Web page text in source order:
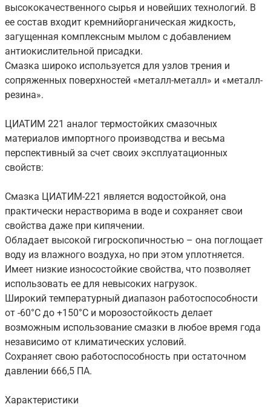
высококачественного сырья и новейших технологий. В
ее состав входит кремнийорганическая жидкость,
загущенная комплексным мылом с добавлением
антиокислительной присадки.
Смазка широко используется для узлов трения и
сопряженных поверхностей «металл-металл» и «металл-
резина».
ЦИАТИМ 221 аналог термостойких смазочных
материалов импортного производства и весьма
перспективный за счет своих эксплуатационных
свойств:
Смазка ЦИАТИМ-221 является водостойкой, она
практически нерастворима в воде и сохраняет свои
свойства даже при кипячении.
Обладает высокой гигроскопичностью – она поглощает
воду из влажного воздуха, но при этом уплотняется.
Имеет низкие износостойкие свойства, что позволяет
использовать ее для невысоких нагрузок.
Широкий температурный диапазон работоспособности
от -60°С до +150°С и морозостойкость делает
возможным использование смазки в любое время года
независимо от климатических условий.
Сохраняет свою работоспособность при остаточном
давлении 666,5 ПА.
Характеристики